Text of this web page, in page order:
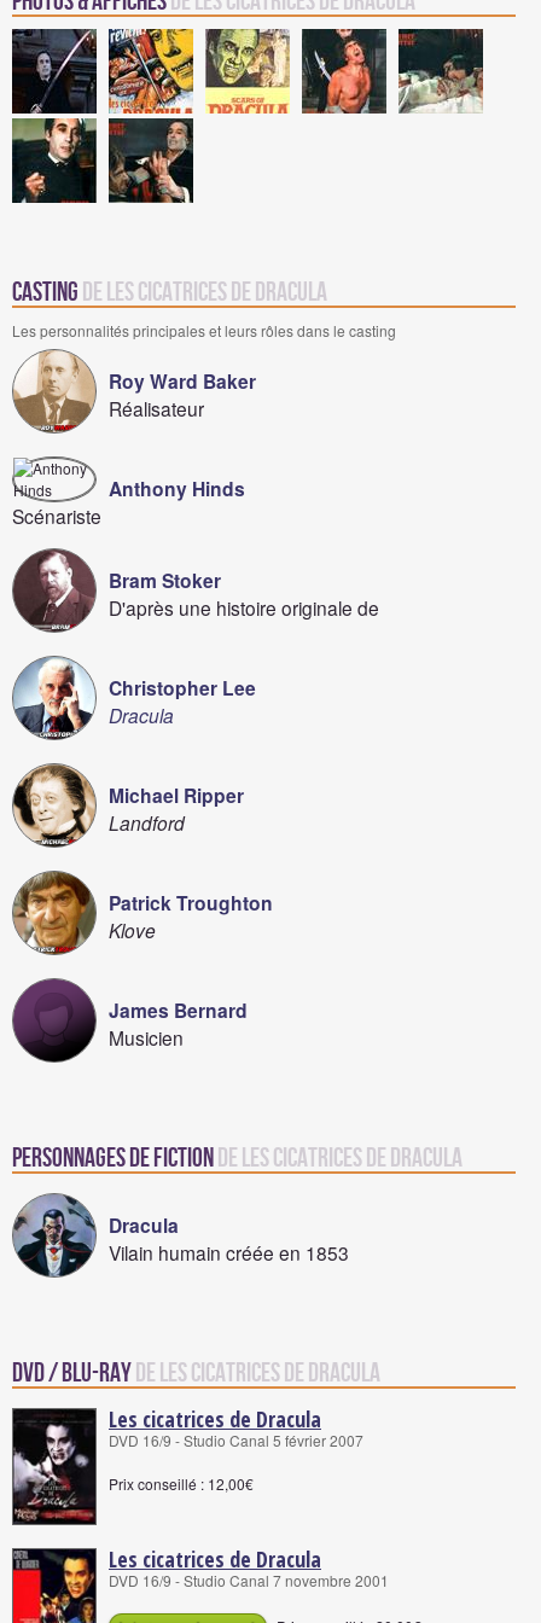
Casting de Les Cicatrices de Dracula
Les personnalités principales et leurs rôles dans le casting
Roy Ward Baker
Réalisateur
Anthony Hinds
Scénariste
Bram Stoker
D'après une histoire originale de
Christopher Lee
Dracula
Michael Ripper
Landford
Patrick Troughton
Klove
James Bernard
Musicien
Personnages de fictionde Les Cicatrices de Dracula
Dracula
Vilain humain créée en 1853
DVD / Blu-Rayde Les Cicatrices de Dracula
Les cicatrices de Dracula
DVD 16/9 - Studio Canal 5 février 2007
Prix conseillé : 12,00€
Les cicatrices de Dracula
DVD 16/9 - Studio Canal 7 novembre 2001